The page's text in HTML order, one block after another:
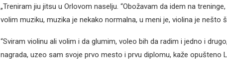
„Treniram jiu jitsu u Orlovom naselju. “Obožavam da idem na
volim muziku, muzika je nekako normalna, u meni je, violina je nešto
“Sviram violinu ali volim i da glumim, voleo bih da radim i jedno i
nagrada, uzeo sam svoje prvo mesto i prvu diplomu, kaže opušteno